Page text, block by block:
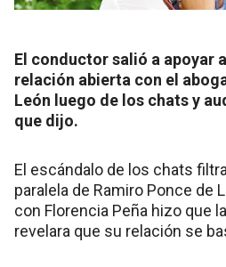
El conductor salió a apoyar
relación abierta con el
León luego de los chats y
que dijo.
El escándalo de los chats
paralela de Ramiro Ponce de
con Florencia Peña hizo que
revelara que su relación se